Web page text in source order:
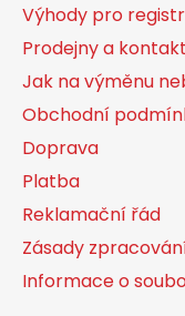
Výhody pro
Prodejny a
Jak na výměnu
Obchodní
Doprava
Platba
Reklamační řád
Zásady
Informace o